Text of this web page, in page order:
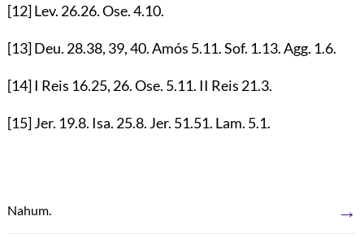
[12]Lev. 26.26. Ose.4.10.
[13]Deu. 28.38, 39,40. Amós 5.11. Sof. 1.13. Agg. 1.6.
[14]I Reis 16.25, 26. Ose. 5.11. II Reis 21.3.
[15]Jer. 19.8. Isa. 25.8. Jer. 51.51. Lam. 5.1.
Nahum. →